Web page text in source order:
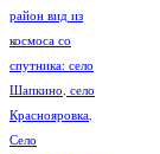
район вид из
космоса со
спутника: село
Шапкино, село
Краснояровка,
Село